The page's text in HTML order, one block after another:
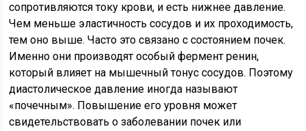
сопротивляются току крови, и есть нижнее давление.
Чем меньше эластичность сосудов и их проходимость,
тем оно выше. Часто это связано с состоянием почек.
Именно они производят особый фермент ренин,
который влияет на мышечный тонус сосудов. Поэтому
диастолическое давление иногда называют
«почечным». Повышение его уровня может
свидетельствовать о заболевании почек или